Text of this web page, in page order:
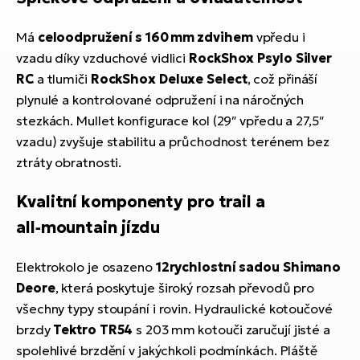
Má celoodpružení s 160 mm zdvihemvpředu i
vzadu díky vzduchové vidlici RockShox Psylo Silver
RCa tlumiči RockShox Deluxe Select, což přináší
plynulé a kontrolované odpružení i na náročných
stezkách. Mullet konfigurace kol (29″ vpředu a 27,5″
vzadu) zvyšuje stabilitu a průchodnost terénem bez
ztráty obratnosti.
Kvalitní komponenty pro trail a
all‑mountain jízdu
Elektrokolo je osazeno 12rychlostní sadou Shimano
Deore, která poskytuje široký rozsah převodů pro
všechny typy stoupání i rovin. Hydraulické kotoučové
brzdy Tektro TR54 s 203 mm kotouči zaručují jisté a
spolehlivé brzdění v jakýchkoli podmínkách. Pláště